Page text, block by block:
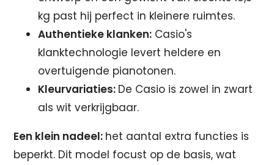
kg past hij perfect in kleinere ruimtes.
Authentieke klanken: Casio's
klanktechnologie levert heldere en
overtuigende pianotonen.
Kleurvariaties: De Casio is zowel in zwart
als wit verkrijgbaar.
Een klein nadeel: het aantal extra functies is
beperkt. Dit model focust op de basis, wat